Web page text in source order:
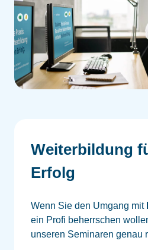
Weiterbildung
Erfolg
Wenn Sie den Umgang mit
ein Profi beherrschen
unseren Seminaren genau